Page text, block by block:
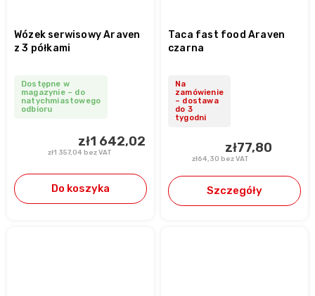
Wózek serwisowy Araven
z 3 półkami
Dostępne w
magazynie – do
natychmiastowego
odbioru
zł1 357,04 bez VAT
zł1 642,02
Do koszyka
Taca fast food Araven
czarna
Na
zamówienie
– dostawa
do 3
tygodni
zł64,30 bez VAT
zł77,80
Szczegóły